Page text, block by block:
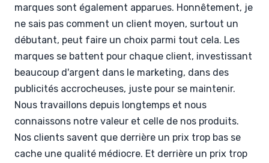
marques sont également apparues. Honnêtement, je
ne sais pas comment un client moyen, surtout un
débutant, peut faire un choix parmi tout cela. Les
marques se battent pour chaque client, investissant
beaucoup d'argent dans le marketing, dans des
publicités accrocheuses, juste pour se maintenir.
Nous travaillons depuis longtemps et nous
connaissons notre valeur et celle de nos produits.
Nos clients savent que derrière un prix trop bas se
cache une qualité médiocre. Et derrière un prix trop